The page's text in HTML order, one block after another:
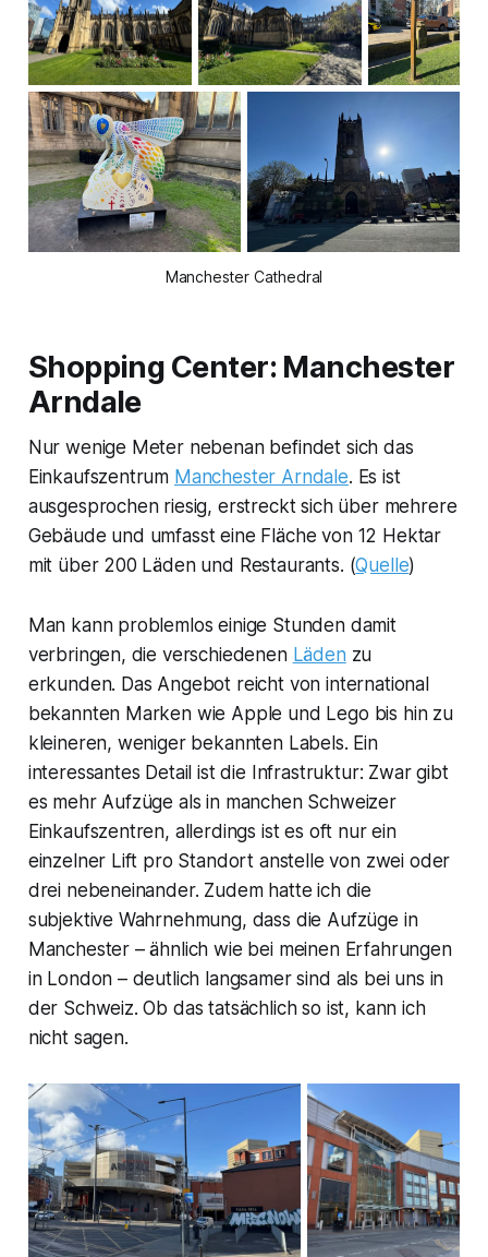
Manchester Cathedral
Shopping Center: Manchester
Arndale
Nur wenige Meter nebenan befindet sich das
Einkaufszentrum Manchester Arndale. Es ist
ausgesprochen riesig, erstreckt sich über mehrere
Gebäude und umfasst eine Fläche von 12 Hektar
mit über 200 Läden und Restaurants. (Quelle)
Man kann problemlos einige Stunden damit
verbringen, die verschiedenen Läden zu
erkunden. Das Angebot reicht von international
bekannten Marken wie Apple und Lego bis hin zu
kleineren, weniger bekannten Labels. Ein
interessantes Detail ist die Infrastruktur: Zwar gibt
es mehr Aufzüge als in manchen Schweizer
Einkaufszentren, allerdings ist es oft nur ein
einzelner Lift pro Standort anstelle von zwei oder
drei nebeneinander. Zudem hatte ich die
subjektive Wahrnehmung, dass die Aufzüge in
Manchester – ähnlich wie bei meinen Erfahrungen
in London – deutlich langsamer sind als bei uns in
der Schweiz. Ob das tatsächlich so ist, kann ich
nicht sagen.